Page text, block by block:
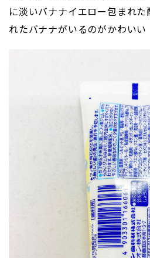
に淡いバナナイエロー包まれ
れたバナナがいるのがかわいい